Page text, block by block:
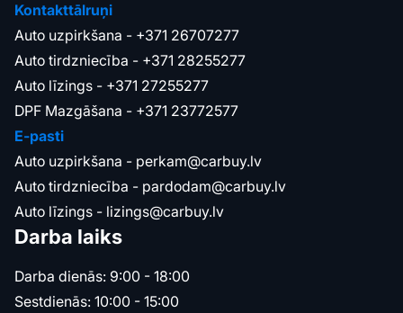
Kontakttālruņi
Auto uzpirkšana - +371 26707277
Auto tirdzniecība - +371 28255277
Auto līzings - +371 27255277
DPF Mazgāšana - +371 23772577
E-pasti
Auto uzpirkšana - perkam@carbuy.lv
Auto tirdzniecība - pardodam@carbuy.lv
Auto līzings - lizings@carbuy.lv
Darba laiks
Darba dienās: 9:00 - 18:00
Sestdienās: 10:00 - 15:00